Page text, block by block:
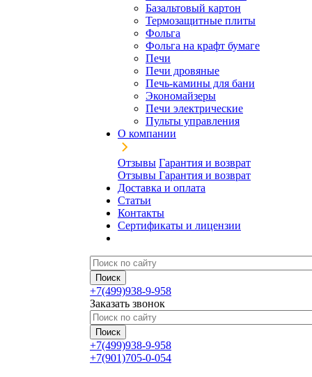
Базальтовый картон
Термозащитные плиты
Фольга
Фольга на крафт бумаге
Печи
Печи дровяные
Печь-камины для бани
Экономайзеры
Печи электрические
Пульты управления
О компании
Отзывы Гарантия и возврат
Отзывы Гарантия и возврат
Доставка и оплата
Статьи
Контакты
Сертификаты и лицензии
+7(499)938-9-958
Заказать звонок
+7(499)938-9-958
+7(901)705-0-054